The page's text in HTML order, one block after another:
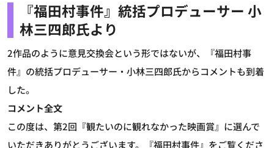
『福田村事件』 統括プロデューサー 小
林三四郎氏より
2作品のように意見交換会という形ではないが、『福田村事
件』の統括プロデューサー・小林三四郎氏からコメントも到着
した。
コメント全文
この度は、第2回『観たいのに観れなかった映画賞』に選んで
いただきありがとうございます。『福田村事件』をご覧くださ